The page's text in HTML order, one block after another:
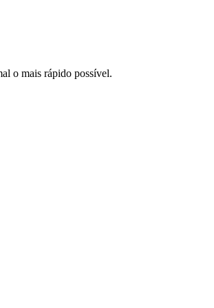
o mais rápido possível.